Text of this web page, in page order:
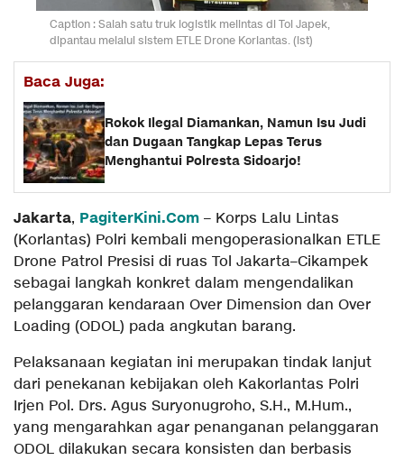
Caption : Salah satu truk logistik melintas di Tol Japek,
dipantau melalui sistem ETLE Drone Korlantas. (ist)
Baca Juga:
Rokok Ilegal Diamankan, Namun Isu Judi
dan Dugaan Tangkap Lepas Terus
Menghantui Polresta Sidoarjo!
Jakarta, PagiterKini.Com – Korps Lalu Lintas
(Korlantas) Polri kembali mengoperasionalkan ETLE
Drone Patrol Presisi di ruas Tol Jakarta–Cikampek
sebagai langkah konkret dalam mengendalikan
pelanggaran kendaraan Over Dimension dan Over
Loading (ODOL) pada angkutan barang.
Pelaksanaan kegiatan ini merupakan tindak lanjut
dari penekanan kebijakan oleh Kakorlantas Polri
Irjen Pol. Drs. Agus Suryonugroho, S.H., M.Hum.,
yang mengarahkan agar penanganan pelanggaran
ODOL dilakukan secara konsisten dan berbasis